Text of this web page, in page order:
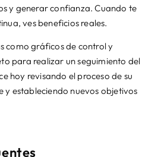
y generar confianza. Cuando te
ves beneficios reales.
como gráficos de control y
para realizar un seguimiento del
hoy revisando el proceso de su
y estableciendo nuevos objetivos